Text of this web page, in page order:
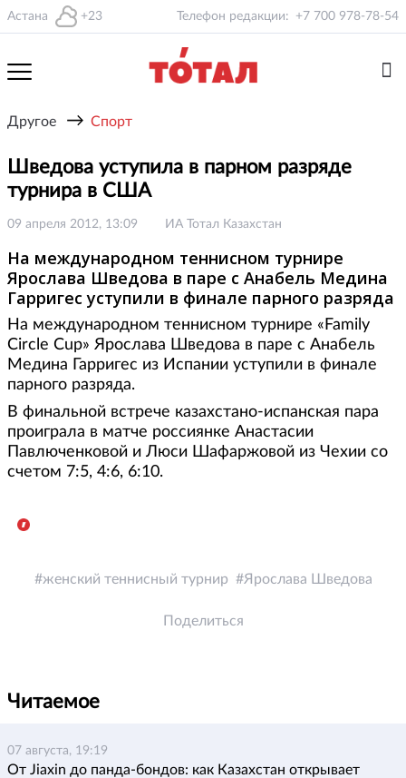
Астана +23 Телефон редакции: +7 700 978-78-54
Другое → Спорт
Шведова уступила в парном разряде
турнира в США
09 апреля 2012, 13:09 ИА Тотал Казахстан
На международном теннисном турнире
Ярослава Шведова в паре с Анабель Медина
Гарригес уступили в финале парного разряда
На международном теннисном турнире «Family
Circle Cup» Ярослава Шведова в паре с Анабель
Медина Гарригес из Испании уступили в финале
парного разряда.
В финальной встрече казахстано-испанская пара
проиграла в матче россиянке Анастасии
Павлюченковой и Люси Шафаржовой из Чехии со
счетом 7:5, 4:6, 6:10.
женский теннисный турнир Ярослава Шведова
Поделиться
Читаемое
07 августа, 19:19
От Jiaxin до панда-бондов: как Казахстан открывает